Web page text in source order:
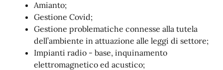
Amianto;
Gestione Covid;
Gestione problematiche connesse alla tutela
dell’ambiente in attuazione alle leggi di settore;
Impianti radio - base, inquinamento
elettromagnetico ed acustico;